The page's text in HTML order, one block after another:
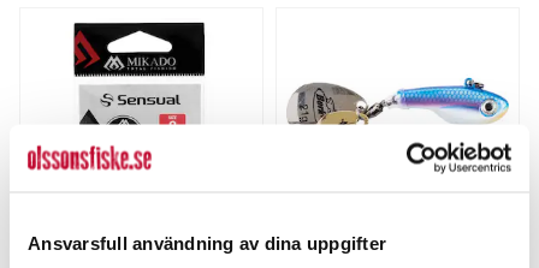
Ansvarsfull användning av dina uppgifter